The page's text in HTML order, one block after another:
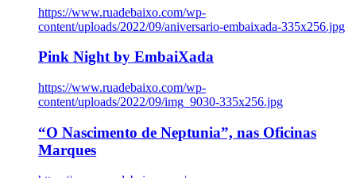
https://www.ruadebaixo.com/wp-
content/uploads/2022/09/aniversario-embaixada-335x256.jpg
Pink Night by EmbaiXada
https://www.ruadebaixo.com/wp-
content/uploads/2022/09/img_9030-335x256.jpg
“O Nascimento de Neptunia”, nas Oficinas
Marques